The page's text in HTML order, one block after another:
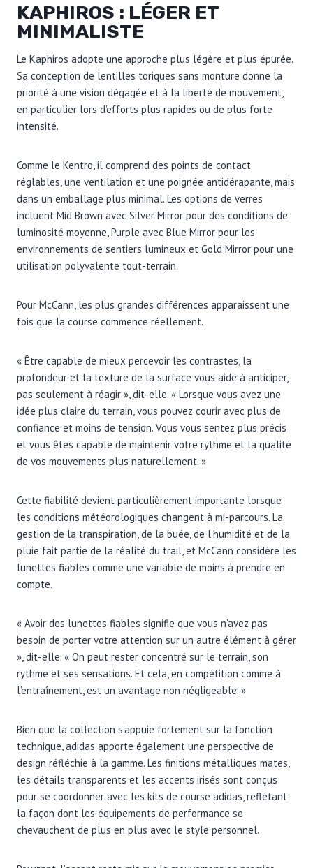
KAPHIROS : LÉGER ET
MINIMALISTE
Le Kaphiros adopte une approche plus légère et plus épurée.
Sa conception de lentilles toriques sans monture donne la
priorité à une vision dégagée et à la liberté de mouvement,
en particulier lors d’efforts plus rapides ou de plus forte
intensité.
Comme le Kentro, il comprend des points de contact
réglables, une ventilation et une poignée antidérapante, mais
dans un emballage plus minimal. Les options de verres
incluent Mid Brown avec Silver Mirror pour des conditions de
luminosité moyenne, Purple avec Blue Mirror pour les
environnements de sentiers lumineux et Gold Mirror pour une
utilisation polyvalente tout-terrain.
Pour McCann, les plus grandes différences apparaissent une
fois que la course commence réellement.
« Être capable de mieux percevoir les contrastes, la
profondeur et la texture de la surface vous aide à anticiper,
pas seulement à réagir », dit-elle. « Lorsque vous avez une
idée plus claire du terrain, vous pouvez courir avec plus de
confiance et moins de tension. Vous vous sentez plus précis
et vous êtes capable de maintenir votre rythme et la qualité
de vos mouvements plus naturellement. »
Cette fiabilité devient particulièrement importante lorsque
les conditions météorologiques changent à mi-parcours. La
gestion de la transpiration, de la buée, de l’humidité et de la
pluie fait partie de la réalité du trail, et McCann considère les
lunettes fiables comme une variable de moins à prendre en
compte.
« Avoir des lunettes fiables signifie que vous n’avez pas
besoin de porter votre attention sur un autre élément à gérer
», dit-elle. « On peut rester concentré sur le terrain, son
rythme et ses sensations. Et cela, en compétition comme à
l’entraînement, est un avantage non négligeable. »
Bien que la collection s’appuie fortement sur la fonction
technique, adidas apporte également une perspective de
design réfléchie à la gamme. Les finitions métalliques mates,
les détails transparents et les accents irisés sont conçus
pour se coordonner avec les kits de course adidas, reflétant
la façon dont les équipements de performance se
chevauchent de plus en plus avec le style personnel.